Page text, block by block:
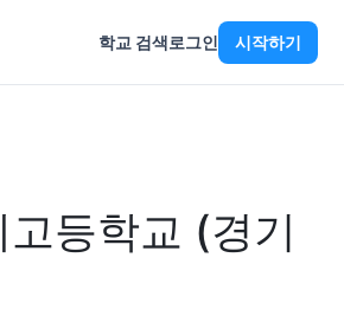
학교 검색로그인 시작하기
등학교 (경기